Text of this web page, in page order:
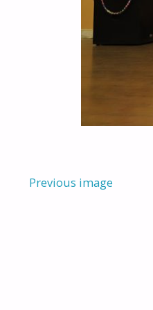
Previous image